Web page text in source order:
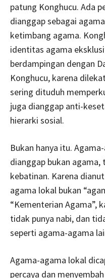
patung Konghucu. Ada
dianggap sebagai
ketimbang agama.
identitas agama
berdampingan dengan
Konghucu, karena
sering dituduh
juga dianggap anti-
hierarki sosial.
Bukan hanya itu.
dianggap bukan agama,
kebatinan. Karena
agama lokal bukan
“Kementerian Agama”,
tidak punya nabi, dan
seperti agama-agama
Agama-agama lokal
percaya dan